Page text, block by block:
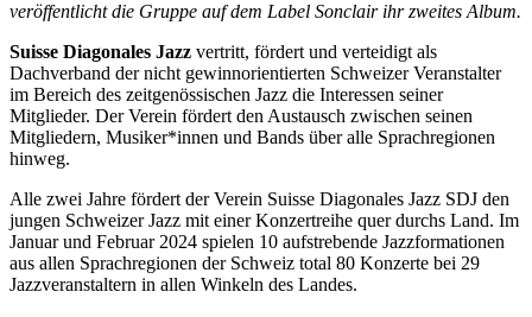
veröffentlicht die Gruppe auf dem Label Sonclair ihr zweites Album.
Suisse Diagonales Jazz vertritt, fördert und verteidigt als
Dachverband der nicht gewinnorientierten Schweizer Veranstalter
im Bereich des zeitgenössischen Jazz die Interessen seiner
Mitglieder. Der Verein fördert den Austausch zwischen seinen
Mitgliedern, Musiker*innen und Bands über alle Sprachregionen
hinweg.
Alle zwei Jahre fördert der Verein Suisse Diagonales Jazz SDJ den
jungen Schweizer Jazz mit einer Konzertreihe quer durchs Land. Im
Januar und Februar 2024 spielen 10 aufstrebende Jazzformationen
aus allen Sprachregionen der Schweiz total 80 Konzerte bei 29
Jazzveranstaltern in allen Winkeln des Landes.